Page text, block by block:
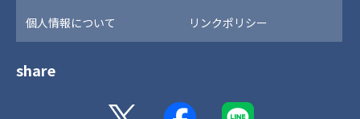
個人情報について リンクポリシー
share